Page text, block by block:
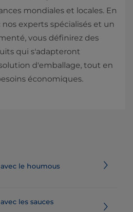
mondiales et locales. En
experts spécialisés et un
vous définirez des
qui s'adapteront
d'emballage, tout en
économiques.
le houmous
les sauces